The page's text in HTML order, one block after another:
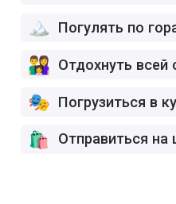
Погулять по
Отдохнуть всей
Погрузиться в
Отправиться на